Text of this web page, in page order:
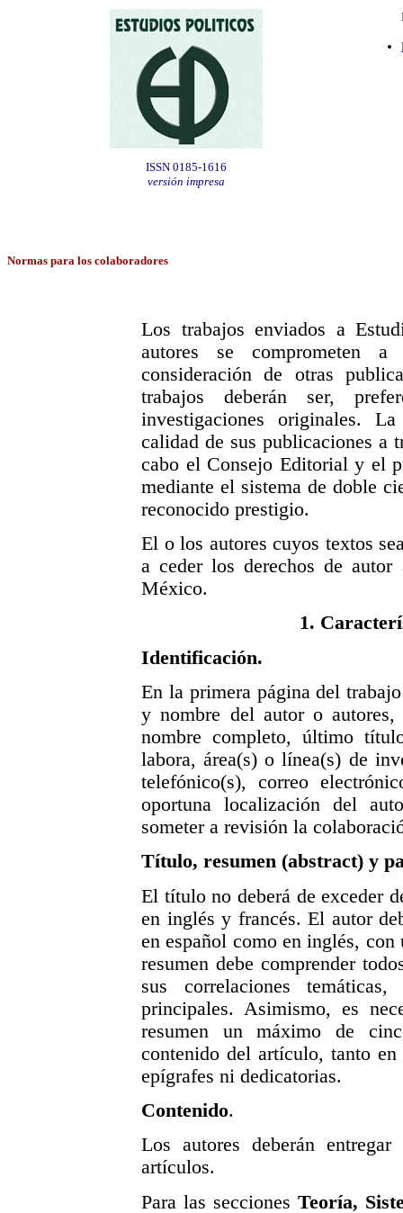
ISSN 0185-1616
versión impresa
Normas para los colaboradores
Los trabajos enviados a
autores se comprometen
consideración de otras
trabajos deberán ser,
investigaciones originales.
calidad de sus publicaciones a
cabo el Consejo Editorial y el
mediante el sistema de doble
reconocido prestigio.
El o los autores cuyos textos
a ceder los derechos de
México.
1.
Identificación.
En la primera página del
y nombre del autor o autores,
nombre completo, último
labora, área(s) o línea(s) de
telefónico(s), correo
oportuna localización del
someter a revisión la
Título, resumen (abstract) y
El título no deberá de exceder
en inglés y francés. El autor
en español como en inglés,
resumen debe comprender
sus correlaciones
principales. Asimismo, es
resumen un máximo de
contenido del artículo, tanto
epígrafes ni dedicatorias.
Contenido.
Los autores deberán
artículos.
Para las secciones Teoría,